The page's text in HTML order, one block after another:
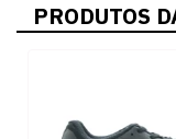
PRODUTOS